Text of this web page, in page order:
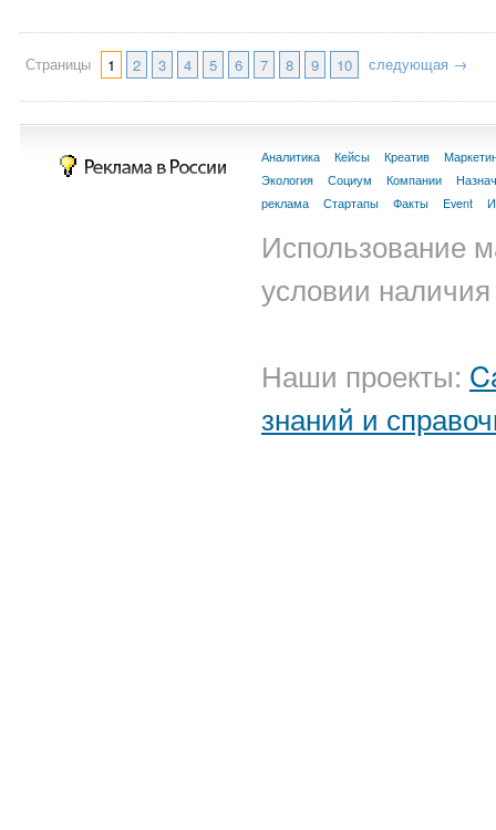
Страницы 1 2 3 4 5 6 7 8 9 10 следующая →
Аналитика Кейсы Креатив
Экология
Социум Компании
реклама
Стартапы Факты Event
Использование
условии
Наши проекты:
знаний и